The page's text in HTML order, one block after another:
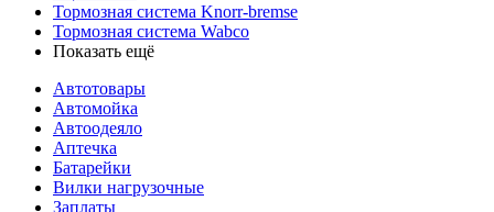
Тормозная система Knorr-bremse
Тормозная система Wabco
Показать ещё
Автотовары
Автомойка
Автоодеяло
Аптечка
Батарейки
Вилки нагрузочные
Заплаты